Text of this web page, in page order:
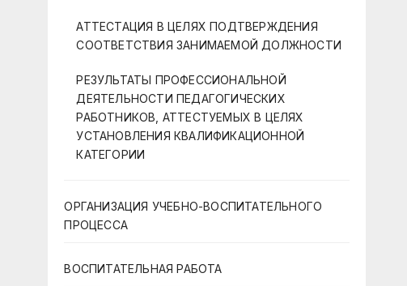
АТТЕСТАЦИЯ В ЦЕЛЯХ ПОДТВЕРЖДЕНИЯ
СООТВЕТСТВИЯ ЗАНИМАЕМОЙ ДОЛЖНОСТИ
РЕЗУЛЬТАТЫ ПРОФЕССИОНАЛЬНОЙ
ДЕЯТЕЛЬНОСТИ ПЕДАГОГИЧЕСКИХ
РАБОТНИКОВ, АТТЕСТУЕМЫХ В ЦЕЛЯХ
УСТАНОВЛЕНИЯ КВАЛИФИКАЦИОННОЙ
КАТЕГОРИИ
ОРГАНИЗАЦИЯ УЧЕБНО-ВОСПИТАТЕЛЬНОГО
ПРОЦЕССА
ВОСПИТАТЕЛЬНАЯ РАБОТА